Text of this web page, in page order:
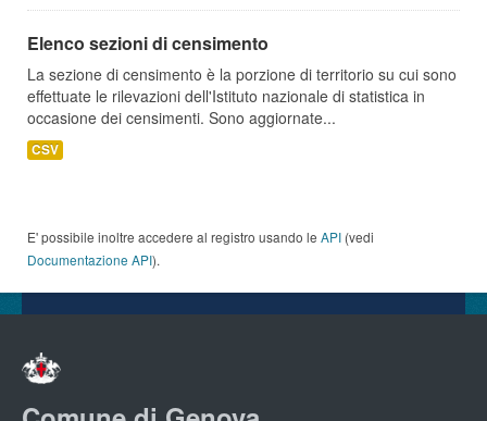
Elenco sezioni di censimento
La sezione di censimento è la porzione di territorio su cui sono
effettuate le rilevazioni dell'Istituto nazionale di statistica in
occasione dei censimenti. Sono aggiornate...
CSV
E' possibile inoltre accedere al registro usando le API (vedi
Documentazione API).